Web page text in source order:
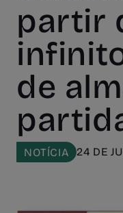
partir
de
NOTÍCIA 24 DE